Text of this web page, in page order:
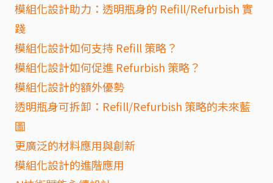
模組化設計助力：透明瓶身的 Refill/Refurbish 實
踐
模組化設計如何支持 Refill 策略？
模組化設計如何促進 Refurbish 策略？
模組化設計的額外優勢
透明瓶身可拆卸：Refill/Refurbish 策略的未來藍
圖
更廣泛的材料應用與創新
模組化設計的進階應用